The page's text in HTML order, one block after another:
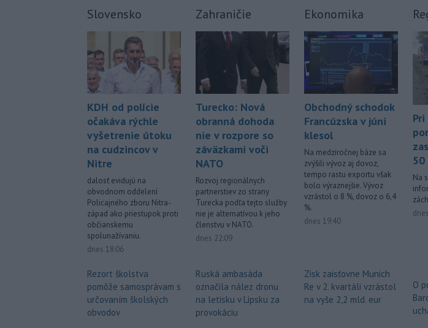
Slovensko
KDH od polície
očakáva rýchle
vyšetrenie útoku
na cudzincov v
Nitre
dalosť evidujú na
obvodnom oddelení
Policajného zboru Nitra-
západ ako priestupok proti
občianskemu
spolunažívaniu.
dnes 18:06
Rezort školstva
pomôže samosprávam s
určovaním školských
obvodov
Zahraničie
Turecko: Nová
obranná dohoda
nie v rozpore so
záväzkami voči
NATO
Rozvoj regionálnych
partnerstiev zo strany
Turecka podľa tejto služby
nie je alternatívou k jeho
členstvu v NATO.
dnes 22:09
Ruská ambasáda
označila nález dronu
na letisku v Lipsku za
provokáciu
Ekonomika
Obchodný schodok
Francúzska v júni
klesol
Na medziročnej báze sa
zvýšili vývoz aj dovoz,
tempo rastu exportu však
bolo výraznejšie. Vývoz
vzrástol o 8 %, dovoz o 6,4
%.
dnes 19:40
Zisk zaisťovne Munich
Re v 2. kvartáli vzrástol
na vyše 2,2 mld. eur
50
Na
O